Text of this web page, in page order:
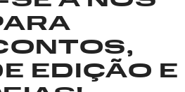
EDIÇÃO E